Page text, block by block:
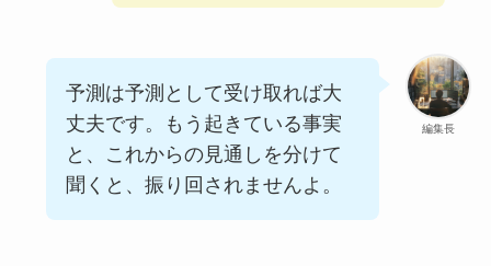
編集長
予測は予測として受け取れば大
丈夫です。もう起きている事実
と、これからの見通しを分けて
聞くと、振り回されませんよ。